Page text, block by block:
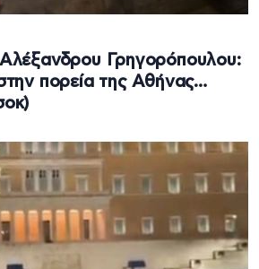
Γρηγορόπουλου:
πορεία της Αθήνας…